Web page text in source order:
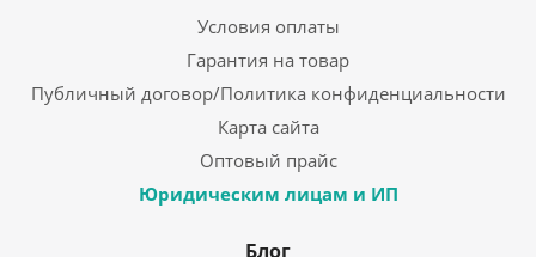
Условия оплаты
Гарантия на товар
Публичный договор/Политика конфиденциальности
Карта сайта
Оптовый прайс
Юридическим лицам и ИП
Блог